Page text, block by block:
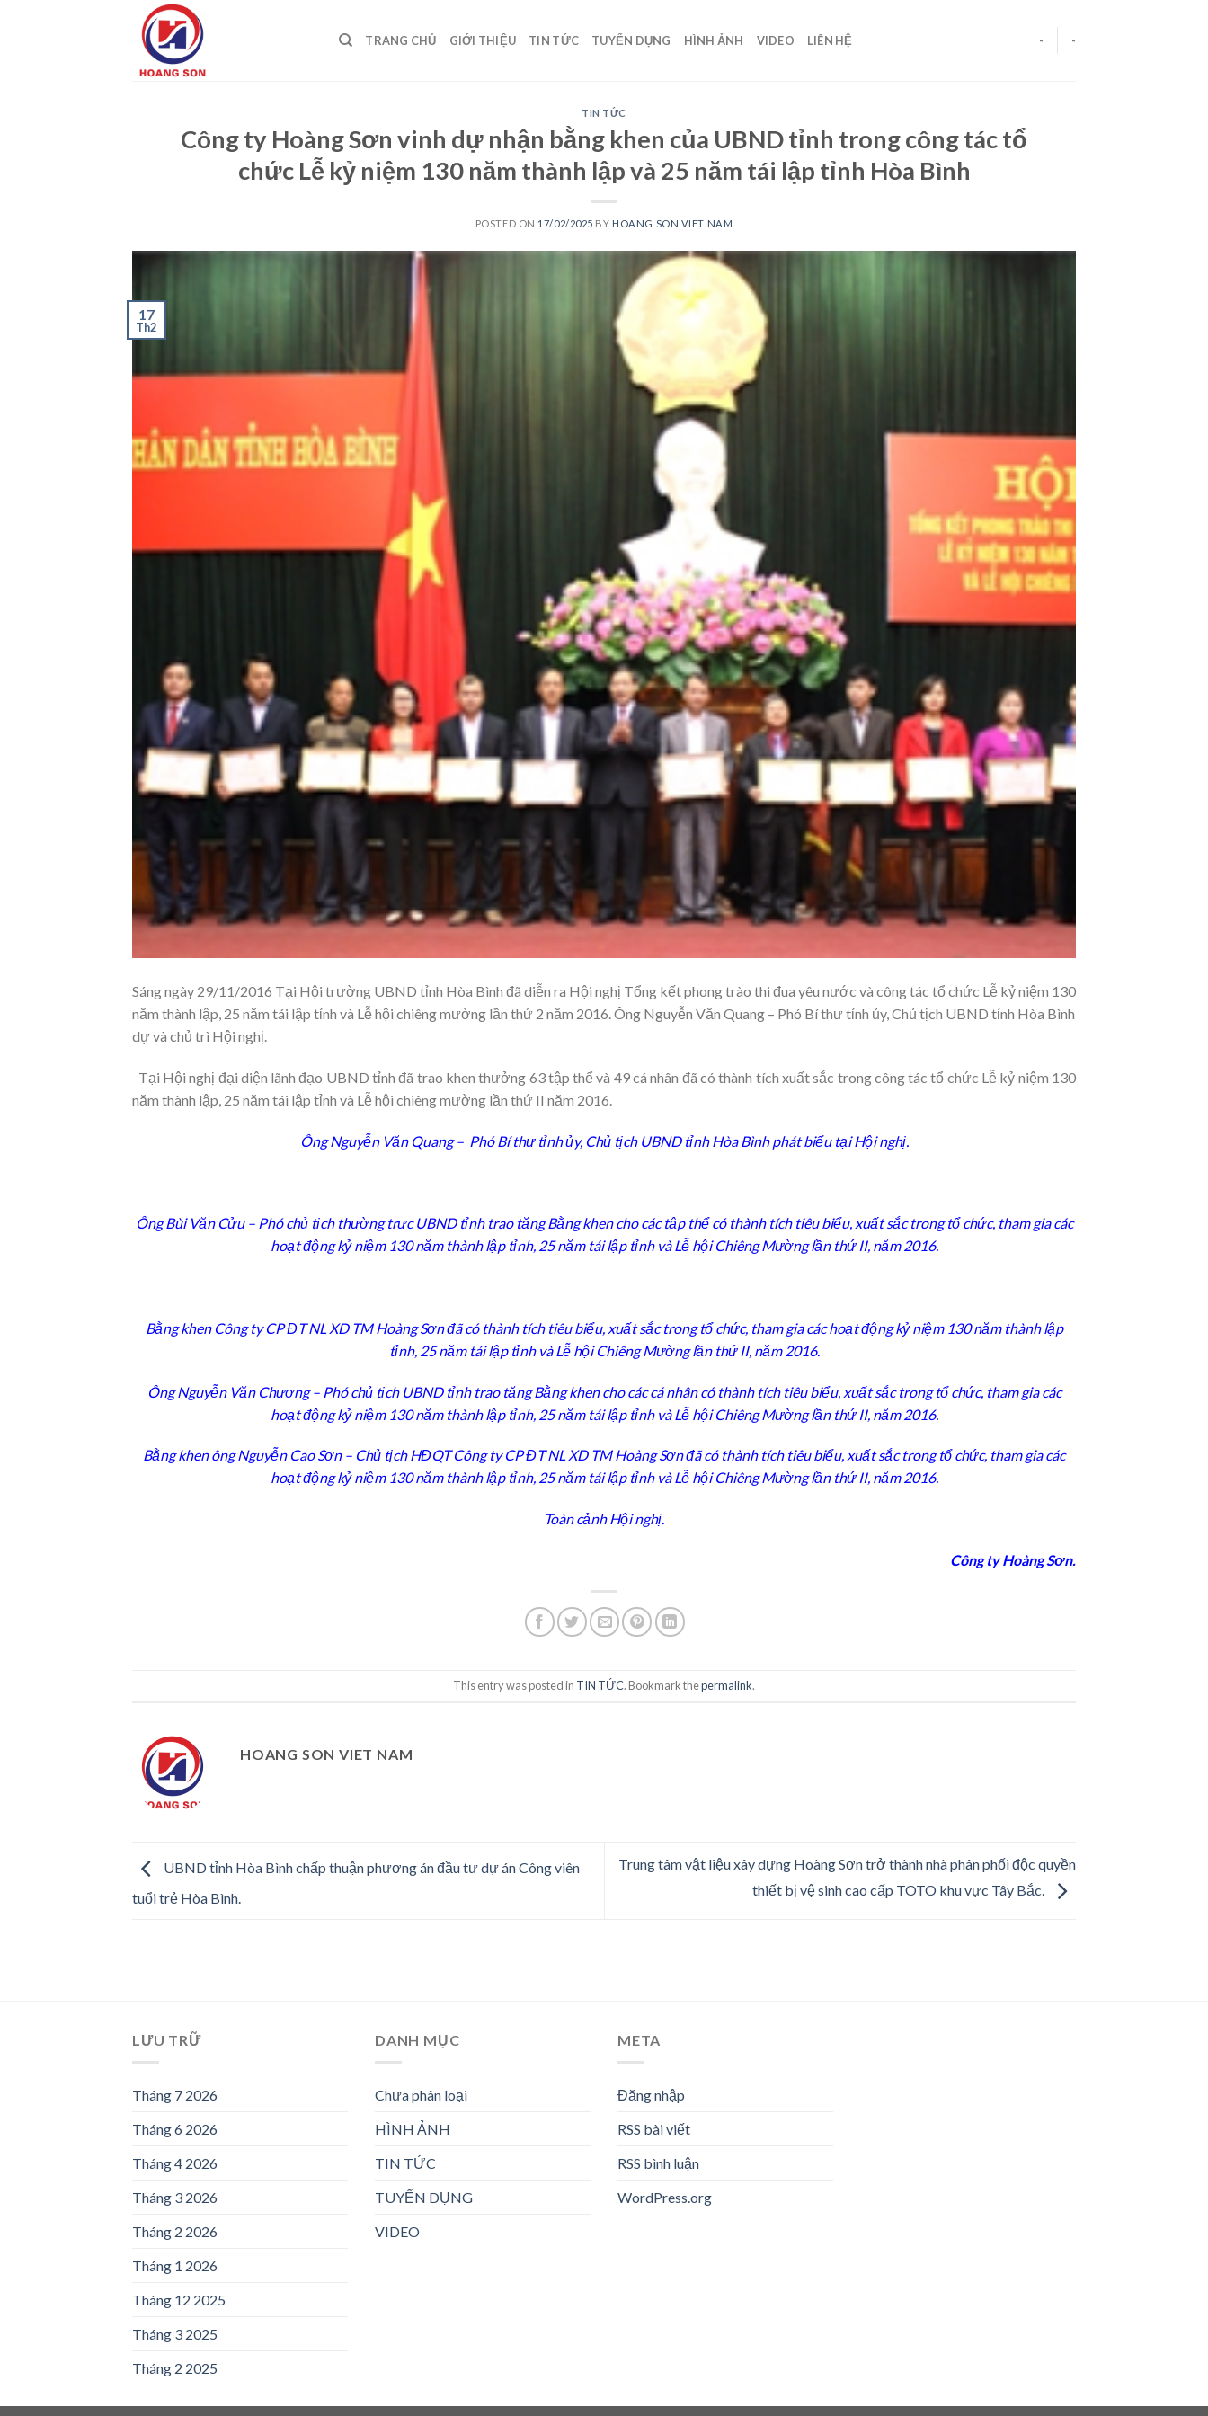
TRANG CHỦ GIỚI THIỆU TIN TỨC TUYỂN DỤNG HÌNH ẢNH VIDEO LIÊN HỆ - -
TIN TỨC
Công ty Hoàng Sơn vinh dự nhận bằng khen của UBND tỉnh trong công tác tổ
chức Lễ kỷ niệm 130 năm thành lập và 25 năm tái lập tỉnh Hòa Bình
POSTED ON 17/02/2025 BY HOANG SON VIET NAM
17
Th2
Sáng ngày 29/11/2016 Tại Hội trường UBND tỉnh Hòa Bình đã diễn ra Hội nghị Tổng kết phong trào thi đua yêu nước và công tác tổ chức Lễ kỷ niệm 130
năm thành lập, 25 năm tái lập tỉnh và Lễ hội chiêng mường lần thứ 2 năm 2016. Ông Nguyễn Văn Quang – Phó Bí thư tỉnh ủy, Chủ tịch UBND tỉnh Hòa Bình
dự và chủ trì Hội nghị.
Tại Hội nghị đại diện lãnh đạo UBND tỉnh đã trao khen thưởng 63 tập thể và 49 cá nhân đã có thành tích xuất sắc trong công tác tổ chức Lễ kỷ niệm 130
năm thành lập, 25 năm tái lập tỉnh và Lễ hội chiêng mường lần thứ II năm 2016.
Ông Nguyễn Văn Quang – Phó Bí thư tỉnh ủy, Chủ tịch UBND tỉnh Hòa Bình phát biểu tại Hội nghị.
Ông Bùi Văn Cửu – Phó chủ tịch thường trực UBND tỉnh trao tặng Bằng khen cho các tập thể có thành tích tiêu biểu, xuất sắc trong tổ chức, tham gia các
hoạt động kỷ niệm 130 năm thành lập tỉnh, 25 năm tái lập tỉnh và Lễ hội Chiêng Mường lần thứ II, năm 2016.
Bằng khen Công ty CP ĐT NL XD TM Hoàng Sơn đã có thành tích tiêu biểu, xuất sắc trong tổ chức, tham gia các hoạt động kỷ niệm 130 năm thành lập
tỉnh, 25 năm tái lập tỉnh và Lễ hội Chiêng Mường lần thứ II, năm 2016.
Ông Nguyễn Văn Chương – Phó chủ tịch UBND tỉnh trao tặng Bằng khen cho các cá nhân có thành tích tiêu biểu, xuất sắc trong tổ chức, tham gia các
hoạt động kỷ niệm 130 năm thành lập tỉnh, 25 năm tái lập tỉnh và Lễ hội Chiêng Mường lần thứ II, năm 2016.
Bằng khen ông Nguyễn Cao Sơn – Chủ tịch HĐQT Công ty CP ĐT NL XD TM Hoàng Sơn đã có thành tích tiêu biểu, xuất sắc trong tổ chức, tham gia các
hoạt động kỷ niệm 130 năm thành lập tỉnh, 25 năm tái lập tỉnh và Lễ hội Chiêng Mường lần thứ II, năm 2016.
Toàn cảnh Hội nghị.
Công ty Hoàng Sơn.
This entry was posted in TIN TỨC. Bookmark thepermalink.
HOANG SON VIET NAM
UBND tỉnh Hòa Bình chấp thuận phương án đầu tư dự án Công viên
tuổi trẻ Hòa Bình.
Trung tâm vật liệu xây dựng Hoàng Sơn trở thành nhà phân phối độc quyền
thiết bị vệ sinh cao cấp TOTO khu vực Tây Bắc.
LƯU TRỮ
Tháng 7 2026
Tháng 6 2026
Tháng 4 2026
Tháng 3 2026
Tháng 2 2026
Tháng 1 2026
Tháng 12 2025
Tháng 3 2025
Tháng 2 2025
DANH MỤC
Chưa phân loại
HÌNH ẢNH
TIN TỨC
TUYỂN DỤNG
VIDEO
META
Đăng nhập
RSS bài viết
RSS bình luận
WordPress.org